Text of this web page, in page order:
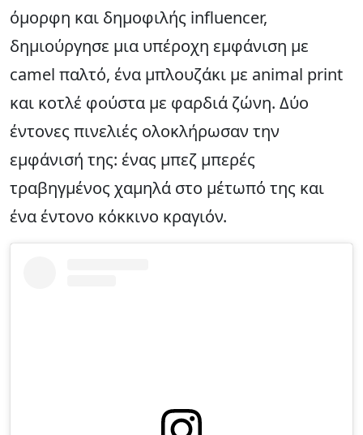
όμορφη και δημοφιλής influencer,
δημιούργησε μια υπέροχη εμφάνιση με
camel παλτό, ένα μπλουζάκι με animal print
και κοτλέ φούστα με φαρδιά ζώνη. Δύο
έντονες πινελιές ολοκλήρωσαν την
εμφάνισή της: ένας μπεζ μπερές
τραβηγμένος χαμηλά στο μέτωπό της και
ένα έντονο κόκκινο κραγιόν.